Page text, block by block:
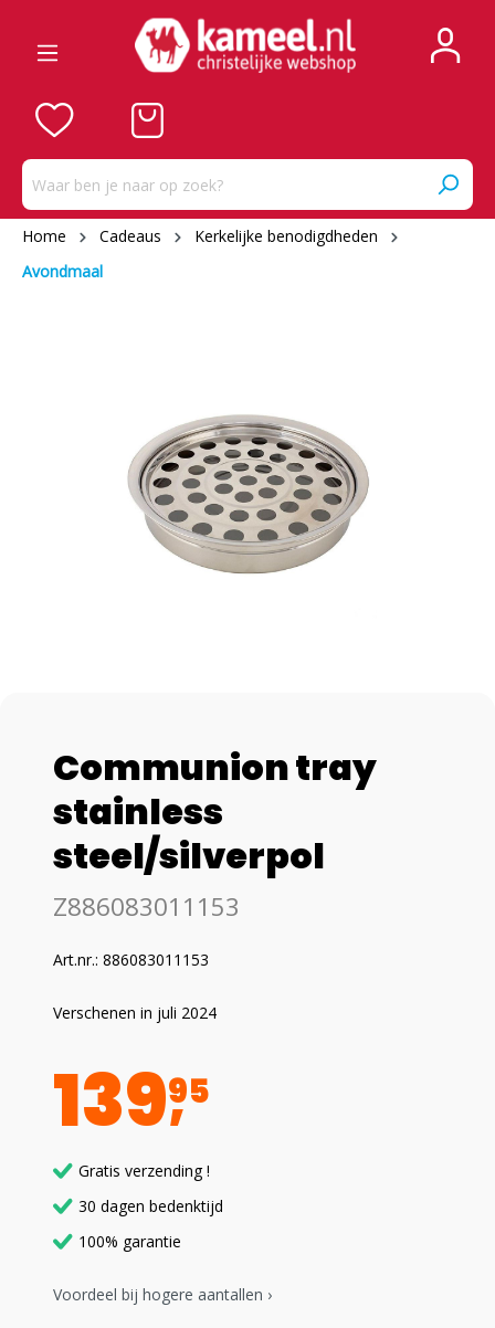
Home Cadeaus
Kerkelijke benodigdheden
Avondmaal
Communion tray
stainless
steel/silverpol
Z886083011153
Art.nr.: 886083011153
Verschenen in juli 2024
13995
Gratis verzending !
30 dagen bedenktijd
100% garantie
Voordeel bij hogere aantallen ›